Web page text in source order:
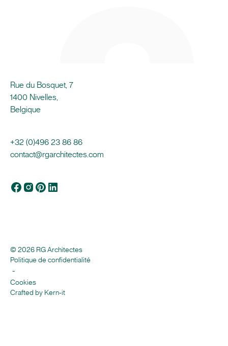
Rue du Bosquet, 7
1400 Nivelles,
Belgique
+32 (0)496 23 86 86
contact@rgarchitectes.com
© 2026 RG Architectes
Politique de confidentialité
-
Cookies
Crafted by Kern-it